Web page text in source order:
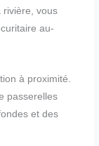
rivière, vous
au-
à proximité.
passerelles
et des